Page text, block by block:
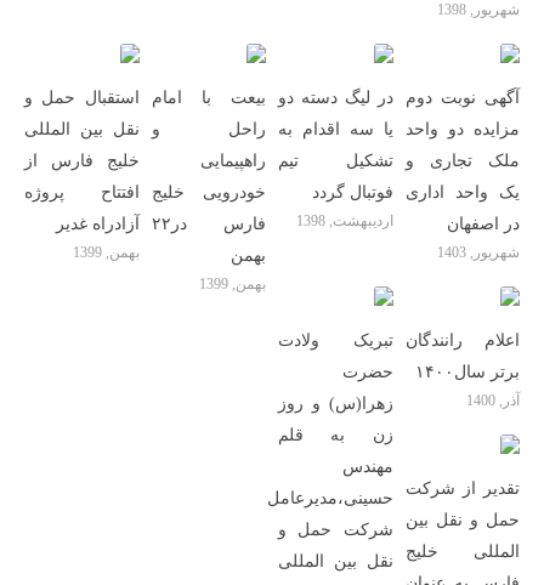
شهریور, 1398
استقبال حمل و
نقل بین المللی
خلیج فارس از
افتتاح پروژه
آزادراه غدیر
بهمن, 1399
بیعت با امام
راحل و
راهپیمایی
خودرویی خلیج
فارس در۲۲
بهمن
بهمن, 1399
در لیگ دسته دو
یا سه اقدام به
تشکیل تیم
فوتبال گردد
اردیبهشت, 1398
آگهی نوبت دوم
مزایده دو واحد
ملک تجاری و
یک واحد اداری
در اصفهان
شهریور, 1403
تبریک ولادت
حضرت
زهرا(س) و روز
زن به قلم
مهندس
حسینی،مدیرعامل
شرکت حمل و
نقل بین المللی
اعلام رانندگان
برتر سال۱۴۰۰
آذر, 1400
تقدیر از شرکت
حمل و نقل بین
المللی خلیج